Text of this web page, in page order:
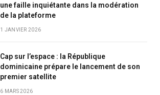
une faille inquiétante dans la modération
de la plateforme
1 JANVIER 2026
Cap sur l’espace : la République
dominicaine prépare le lancement de son
premier satellite
6 MARS 2026